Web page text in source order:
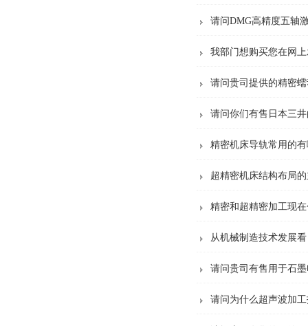
请问DMG高精度五轴
我部门想购买您在网
请问贵司提供的精密
请问你们有售日本三
精密机床导轨常用的
超精密机床结构布局
精密和超精密加工现
从机械制造技术发展
请问贵司有售用于石
请问为什么超声波加